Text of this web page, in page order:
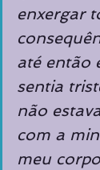
enxergar
até então
sentia
não
com a
meu